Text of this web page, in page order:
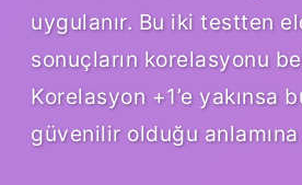
uygulanır. Bu iki testten
sonuçların korelasyonu
Korelasyon +1’e yakınsa
güvenilir olduğu